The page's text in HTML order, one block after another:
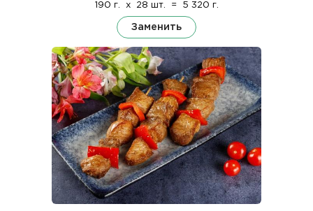
190 г. x 28 шт. = 5 320 г.
Заменить